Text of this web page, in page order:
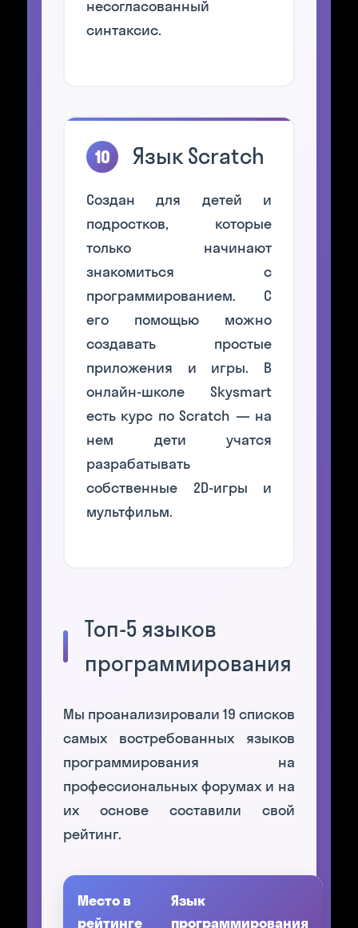
несогласованный
синтаксис.
10 Язык Scratch
Создан для детей и
подростков, которые
только начинают
знакомиться с
программированием. С
его помощью можно
создавать простые
приложения и игры. В
онлайн-школе Skysmart
есть курс по Scratch — на
нем дети учатся
разрабатывать
собственные 2D-игры и
мультфильм.
Топ-5 языков
программирования
Мы проанализировали 19 списков
самых востребованных языков
программирования на
профессиональных форумах и на
их основе составили свой
рейтинг.
Место в
рейтинге
Язык
программирования